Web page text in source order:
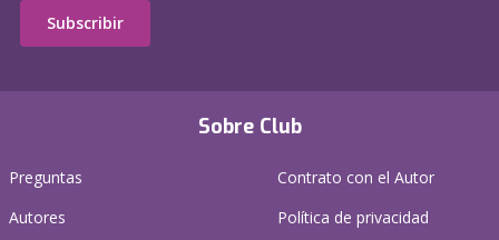
Sobre Club
Preguntas
Autores
Contrato con el Autor
Política de privacidad
Subscribir